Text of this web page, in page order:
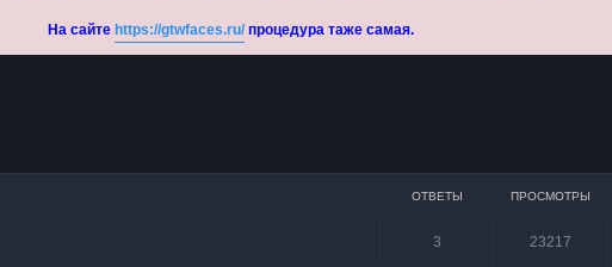
На сайте https://gtwfaces.ru/процедура таже самая.
ОТВЕТЫ ПРОСМОТРЫ
3 23217